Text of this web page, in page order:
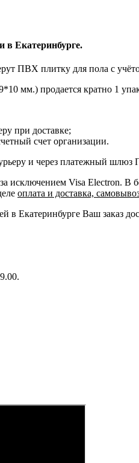
в Екатеринбурге.
ПВХ плитку для пола с
мм.) продается кратно 1
при доставке;
счет организации.
курьеру и через платежный
Visa Electron. В
оплата и доставка,
Екатеринбурге Ваш заказ